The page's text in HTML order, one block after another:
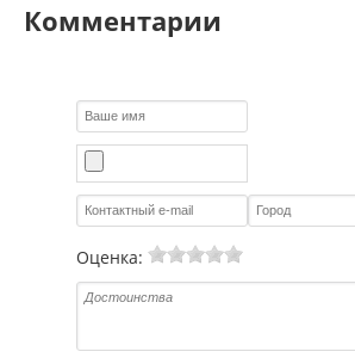
Комментарии
Оценка: